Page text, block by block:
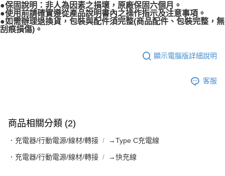
●保固說明：非人為因素之損壞，原廠保固六個月。
●使用前請確實遵從產品說明書內之操作指示及注意事項。
●如需辦理退換貨，包裝與配件須完整(商品配件、包裝完整，無
刮痕損傷)。
顯示電腦版詳細說明
客服
商品相關分類 (2)
．充電器/行動電源/線材/轉接 →Type C充電線
．充電器/行動電源/線材/轉接 →快充線